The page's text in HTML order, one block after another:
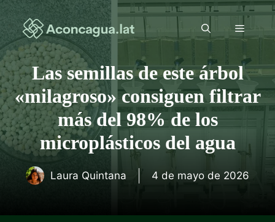
Saltar
al
contenido
Menú
Las semillas de este árbol
«milagroso» consiguen filtrar
más del 98% de los
microplásticos del agua
Laura Quintana 4 de mayo de 2026